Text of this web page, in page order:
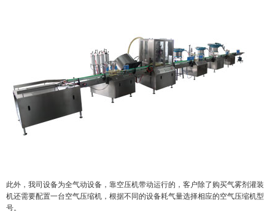
此外，我司设备为全气动设备，靠空压机带动运行的，客户除了购买气雾剂灌装
机还需要配置一台空气压缩机，根据不同的设备耗气量选择相应的空气压缩机型
号。